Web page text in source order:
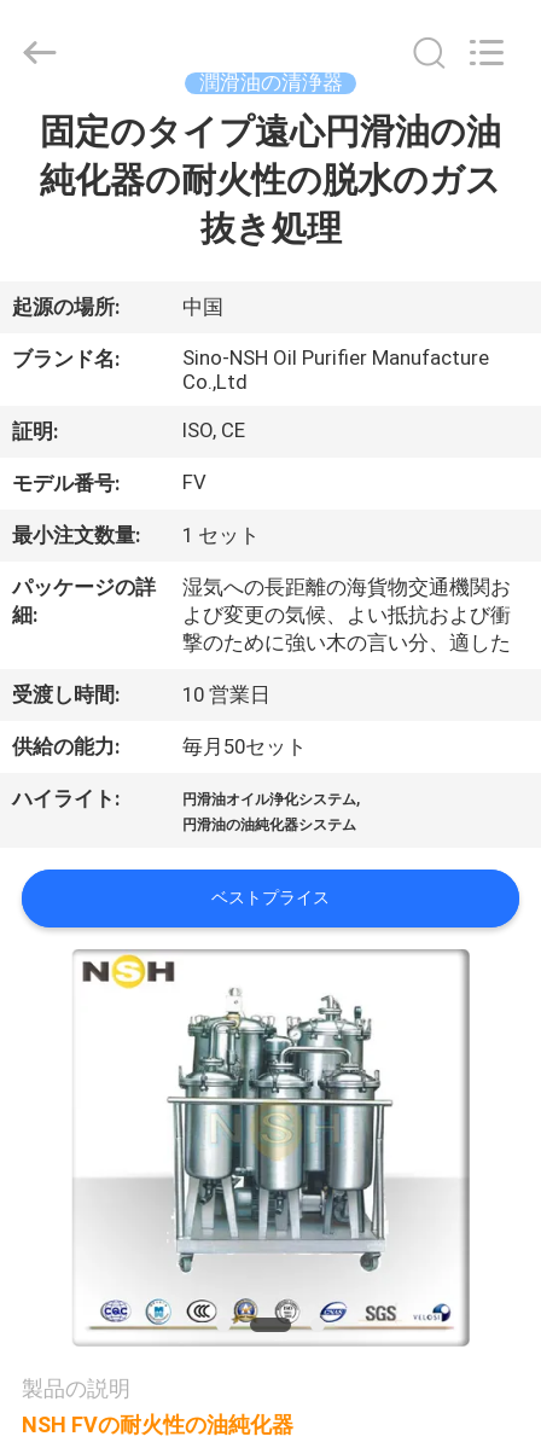
ダ
ク
私
達
に
つ
い
て
工
場
旅
に
連
NSH
Reserved.
潤滑油の清浄器
固定のタイプ遠心円滑油の油
純化器の耐火性の脱水のガス
抜き処理
起源の場所: 中国
ブランド名:
Sino-NSH Oil Purifier Manufacture
Co.,Ltd
証明: ISO, CE
モデル番号: FV
最小注文数量: 1 セット
パッケージの詳
細:
湿気への長距離の海貨物交通機関お
よび変更の気候、よい抵抗および衝
撃のために強い木の言い分、適した
受渡し時間: 10 営業日
供給の能力: 毎月50セット
ハイライト: 円滑油オイル浄化システム,
円滑油の油純化器システム
ベストプライス
製品の説明
NSH FVの耐火性の油純化器